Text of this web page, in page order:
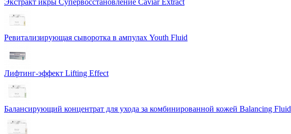
Экстракт икры Cупервосстановление Caviar Extract
Ревитализирующая сыворотка в ампулах Youth Fluid
Лифтинг-эффект Lifting Effect
Балансирующий концентрат для ухода за комбинированной кожей Balancing Fluid